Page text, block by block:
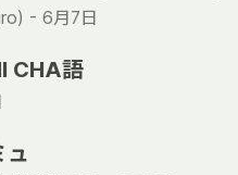
- 6月7日
CHA語
ュ